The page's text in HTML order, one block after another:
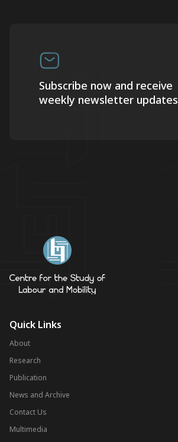
Subscribe now and receive
weekly newsletter updates
Quick Links
About
Research
Publication
News and Archive
Contact Us
Multimedia